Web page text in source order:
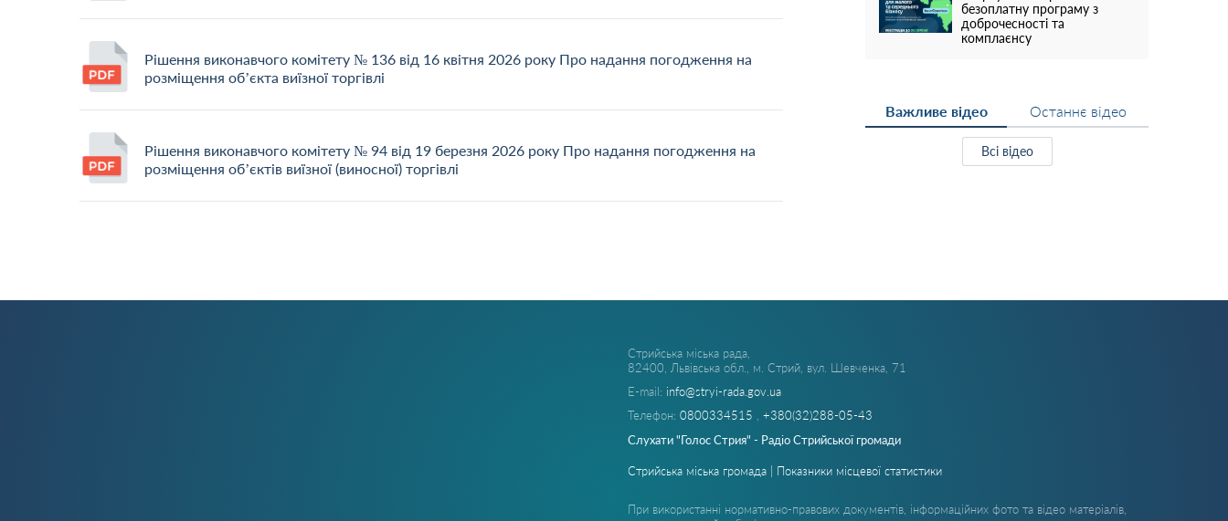
Рішення виконавчого комітету № 136 від 16 квітня 2026 року Про надання погодження на
розміщення об’єкта виїзної торгівлі
Рішення виконавчого комітету № 94 від 19 березня 2026 року Про надання погодження на
розміщення об’єктів виїзної (виносної) торгівлі
безоплатну програму з
доброчесності та
комплаєнсу
Важливе відео Останнє відео
Всі відео
Стрийська міська рада,
82400, Львівська обл., м. Стрий, вул. Шевченка, 71
E-mail: info@stryi-rada.gov.ua
Телефон: 0800334515
+380(32)288-05-43
Слухати "Голос Стрия" - Радіо Стрийської громади
Стрийська міська громада | Показники місцевої статистики
При використанні нормативно-правових документів, інформаційних фото та відео матеріалів,